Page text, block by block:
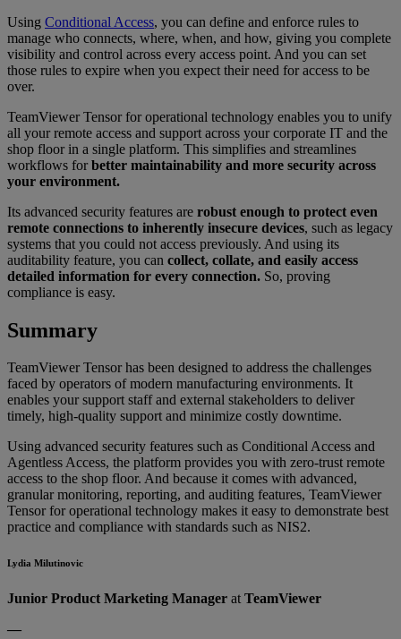
Using Conditional Access, you can define and enforce rules to
manage who connects, where, when, and how, giving you complete
visibility and control across every access point. And you can set
those rules to expire when you expect their need for access to be
over.
TeamViewer Tensor for operational technology enables you to unify
all your remote access and support across your corporate IT and the
shop floor in a single platform. This simplifies and streamlines
workflows forbetter maintainability and more security across
your environment.
Its advanced security features are robust enough to protect even
remote connections to inherently insecure devices, such as legacy
systems that you could not access previously. And using its
auditability feature, you can collect, collate, and easily access
detailed information for every connection. So, proving
compliance is easy.
Summary
TeamViewer Tensor has been designed to address the challenges
faced by operators of modern manufacturing environments. It
enables your support staff and external stakeholders to deliver
timely, high-quality support and minimize costly downtime.
Using advanced security features such as Conditional Access and
Agentless Access, the platform provides you with zero-trust remote
access to the shop floor. And because it comes with advanced,
granular monitoring, reporting, and auditing features, TeamViewer
Tensor for operational technology makes it easy to demonstrate best
practice and compliance with standards such as NIS2.
Lydia Milutinovic
Junior Product Marketing Manager at TeamViewer
––